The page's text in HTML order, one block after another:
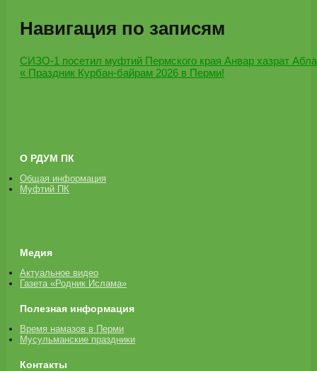
Навигация по записям
СИЗО-1 посетил муфтий Пермского края Анвар хазрат
« Праздник Курбан‑байрам 2026 в Перми!
О РДУМ ПК
Общая информация
Муфтий ПК
Медия
Актуальное видео
Газета «Родник Ислама»
Полезная информация
Время намазов в Перми
Мусульманские праздники
Контакты